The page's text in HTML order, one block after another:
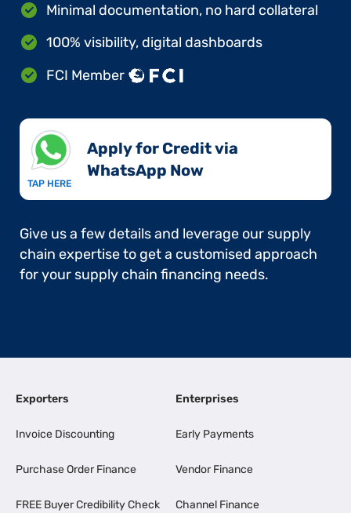
Minimal documentation, no hard collateral
100% visibility, digital dashboards
FCI Member
TAP HERE
Apply for Credit via
WhatsApp Now​
Give us a few details and leverage our supply
chain expertise to get a customised approach
for your supply chain financing needs.
Exporters
Invoice Discounting
Purchase Order Finance
FREE Buyer Credibility Check
Enterprises
Early Payments
Vendor Finance
Channel Finance